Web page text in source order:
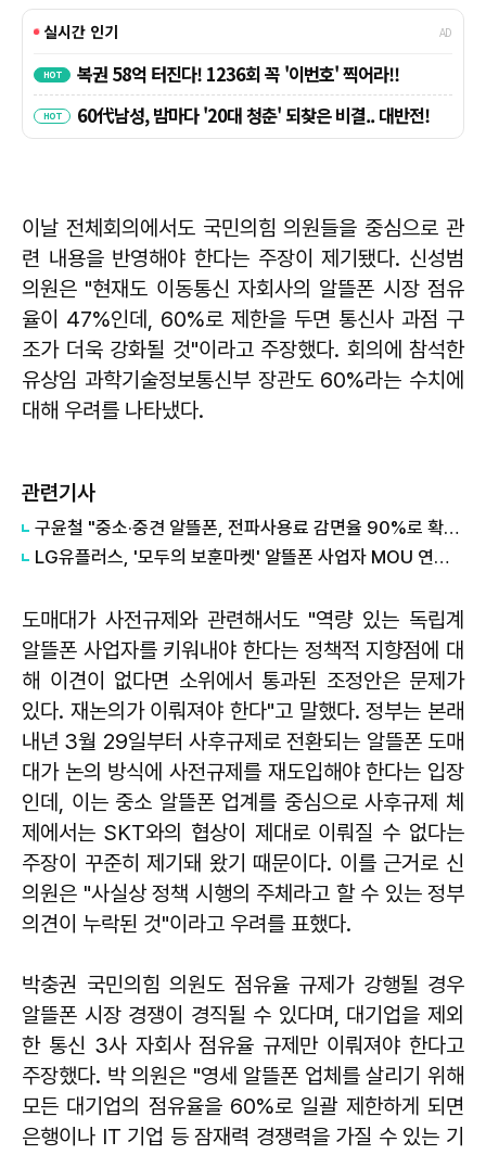
이날 전체회의에서도 국민의힘 의원들을 중심으로 관
련 내용을 반영해야 한다는 주장이 제기됐다. 신성범
의원은 "현재도 이동통신 자회사의 알뜰폰 시장 점유
율이 47%인데, 60%로 제한을 두면 통신사 과점 구
조가 더욱 강화될 것"이라고 주장했다. 회의에 참석한
유상임 과학기술정보통신부 장관도 60%라는 수치에
대해 우려를 나타냈다.
관련기사
구윤철 "중소·중견 알뜰폰, 전파사용료 감면율 90%로 확대"
LG유플러스, '모두의 보훈마켓' 알뜰폰 사업자 MOU 연계 지원
도매대가 사전규제와 관련해서도 "역량 있는 독립계
알뜰폰 사업자를 키워내야 한다는 정책적 지향점에 대
해 이견이 없다면 소위에서 통과된 조정안은 문제가
있다. 재논의가 이뤄져야 한다"고 말했다. 정부는 본래
내년 3월 29일부터 사후규제로 전환되는 알뜰폰 도매
대가 논의 방식에 사전규제를 재도입해야 한다는 입장
인데, 이는 중소 알뜰폰 업계를 중심으로 사후규제 체
제에서는 SKT와의 협상이 제대로 이뤄질 수 없다는
주장이 꾸준히 제기돼 왔기 때문이다. 이를 근거로 신
의원은 "사실상 정책 시행의 주체라고 할 수 있는 정부
의견이 누락된 것"이라고 우려를 표했다.
박충권 국민의힘 의원도 점유율 규제가 강행될 경우
알뜰폰 시장 경쟁이 경직될 수 있다며, 대기업을 제외
한 통신 3사 자회사 점유율 규제만 이뤄져야 한다고
주장했다. 박 의원은 "영세 알뜰폰 업체를 살리기 위해
모든 대기업의 점유율을 60%로 일괄 제한하게 되면
은행이나 IT 기업 등 잠재력 경쟁력을 가질 수 있는 기